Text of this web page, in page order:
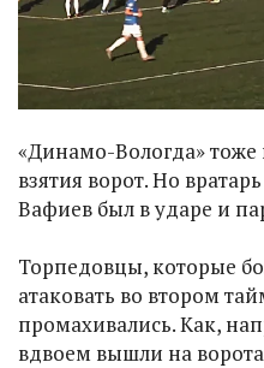
«Динамо-Вологда»
взятия ворот. Но
Вафиев был в ударе и
Торпедовцы, которые
атаковать во втором
промахивались. Как,
вдвоем вышли на